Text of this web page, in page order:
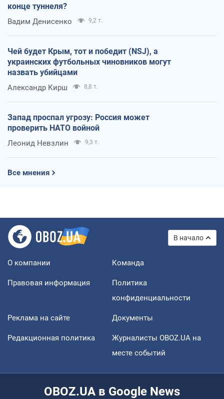
конце туннеля?
Вадим Денисенко 9,2 т.
Чей будет Крым, тот и победит (NSJ), а
украинских футбольных чиновников могут
назвать убийцами
Александр Кирш 8,8 т.
Запад проспал угрозу: Россия может
проверить НАТО войной
Леонид Невзлин 9,3 т.
Все мнения
В начало
О компании Команда
Правовая информация
Политика
конфиденциальности
Реклама на сайте Документы
Редакционная политика
Журналисты OBOZ.UA на
месте событий
OBOZ.UA в Google News